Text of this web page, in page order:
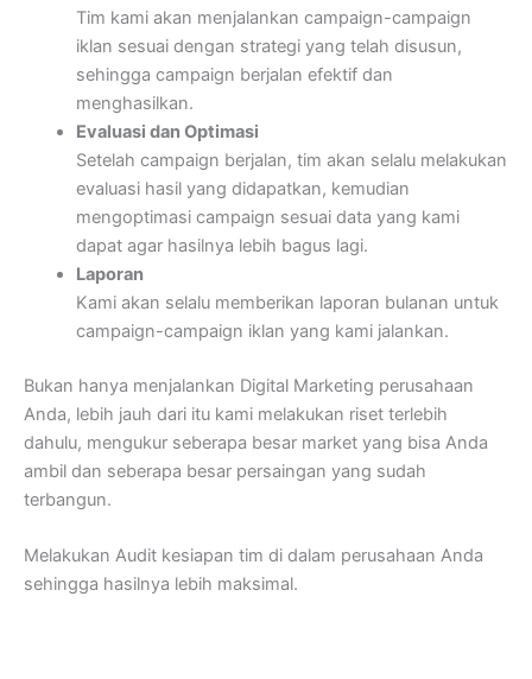
Tim kami akan menjalankan campaign-campaign
iklan sesuai dengan strategi yang telah disusun,
sehingga campaign berjalan efektif dan
menghasilkan.
Evaluasi dan Optimasi
Setelah campaign berjalan, tim akan selalu melakukan
evaluasi hasil yang didapatkan, kemudian
mengoptimasi campaign sesuai data yang kami
dapat agar hasilnya lebih bagus lagi.
Laporan
Kami akan selalu memberikan laporan bulanan untuk
campaign-campaign iklan yang kami jalankan.
Bukan hanya menjalankan Digital Marketing perusahaan
Anda, lebih jauh dari itu kami melakukan riset terlebih
dahulu, mengukur seberapa besar market yang bisa Anda
ambil dan seberapa besar persaingan yang sudah
terbangun.
Melakukan Audit kesiapan tim di dalam perusahaan Anda
sehingga hasilnya lebih maksimal.